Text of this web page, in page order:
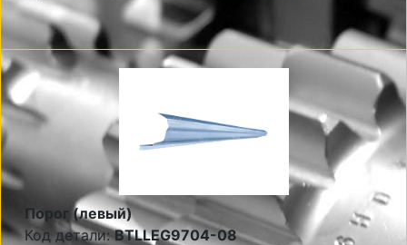
Порог (левый)
Код детали:BTLLEG9704-08